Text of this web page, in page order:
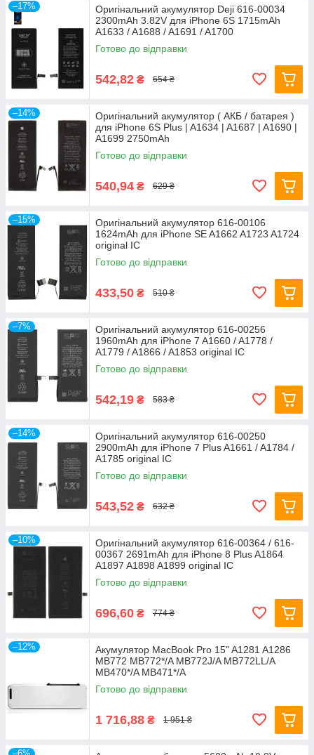
–17%
Оригінальний акумулятор Deji 616-00034
2300mAh 3.82V для iPhone 6S 1715mAh
A1633 / A1688 / A1691 / A1700
Готово до відправки
542,82 ₴ 654 ₴
–14%
Оригінальний акумулятор ( АКБ / батарея )
для iPhone 6S Plus | A1634 | A1687 | A1690 |
A1699 2750mAh
Готово до відправки
540,94 ₴ 629 ₴
–15%
Оригінальний акумулятор 616-00106
1624mAh для iPhone SE A1662 A1723 A1724
original IC
Готово до відправки
433,50 ₴ 510 ₴
–7%
Оригінальний акумулятор 616-00256
1960mAh для iPhone 7 A1660 / A1778 /
A1779 / A1866 / A1853 original IC
Готово до відправки
542,19 ₴ 583 ₴
–14%
Оригінальний акумулятор 616-00250
2900mAh для iPhone 7 Plus A1661 / A1784 /
A1785 original IC
Готово до відправки
543,52 ₴ 632 ₴
–10%
Оригінальний акумулятор 616-00364 / 616-
00367 2691mAh для iPhone 8 Plus A1864
A1897 A1898 A1899 original IC
Готово до відправки
696,60 ₴ 774 ₴
–12%
Акумулятор MacBook Pro 15" A1281 A1286
MB772 MB772*/A MB772J/A MB772LL/A
MB470*/A MB471*/A
Готово до відправки
1 716,88 ₴ 1 951 ₴